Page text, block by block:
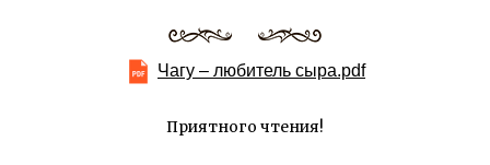
Чагу – любитель сыра.pdf
Приятного чтения!